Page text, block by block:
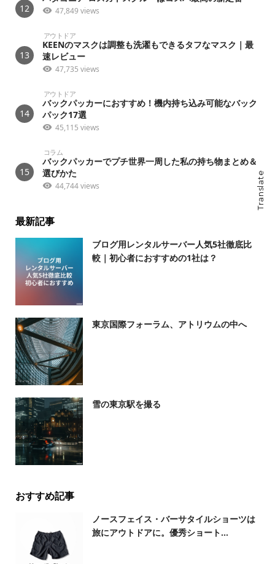
12 47,849 views
13
アウトドア
KEENのマスクは調整も洗濯もできるタフなマスク｜最
速レビュー
47,735 views
14
アウトドア
バックパッカーにおすすめ！機内持ち込み可能なバック
パック17選
45,115 views
15
コラム
バックパッカーでプチ世界一周した私の持ち物まとめ＆
選びかた
44,744 views
最新記事
ブログ用レンタルサーバー人気5社徹底比
較｜初心者におすすめの1社は？
東京国際フォーラム、アトリウムの中へ
雪の東京駅を撮る
おすすめ記事
ノースフェイス・バーサタイルショーツは
旅にアウトドアに。優秀ショート...
Translate